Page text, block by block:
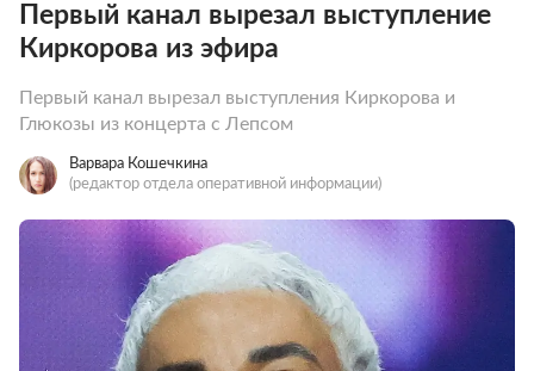
Первый канал вырезал выступление
Киркорова из эфира
Первый канал вырезал выступления Киркорова и
Глюкозы из концерта с Лепсом
Варвара Кошечкина
(редактор отдела оперативной информации)